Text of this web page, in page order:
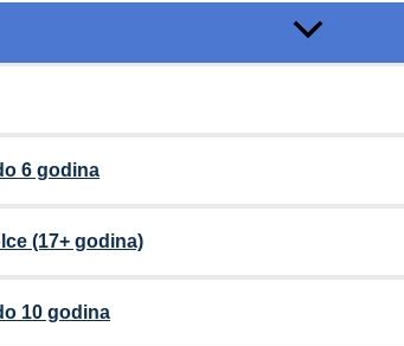
6 godina
(17+ godina)
10 godina